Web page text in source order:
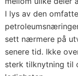
I lys av den
sett nærmere på
senere tid. Ikke
sterk tilknytning til